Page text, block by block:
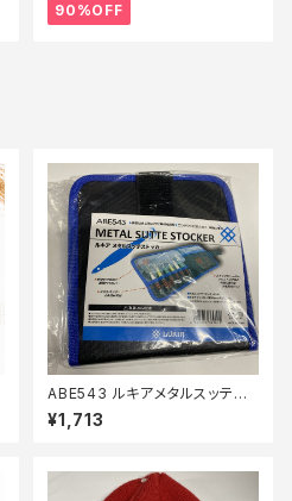
90%OFF
ABE543 ルキアメタルスッテス
トッカー【中古品】
¥1,713